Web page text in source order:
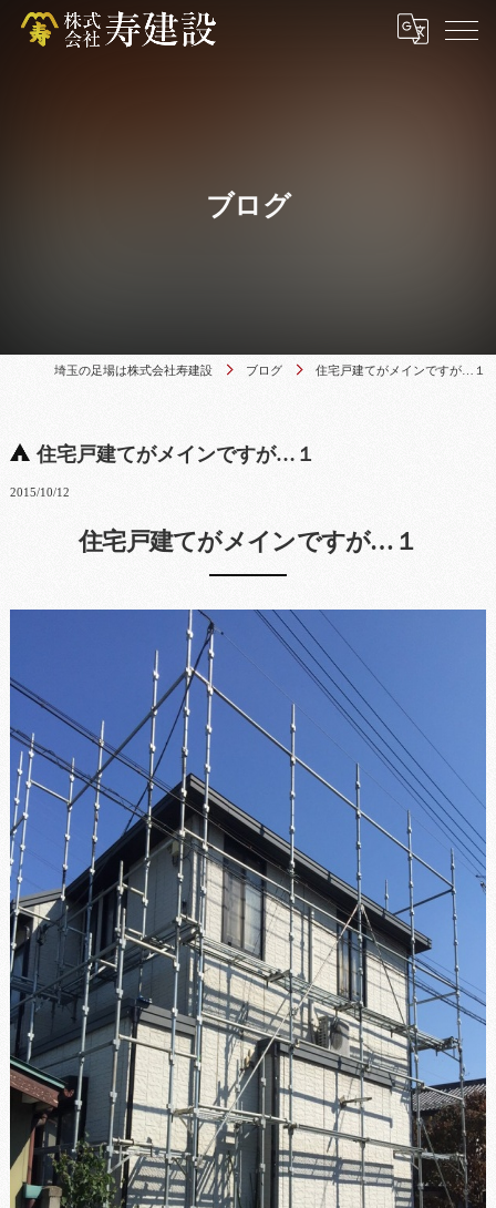
ブログ
埼玉の足場は株式会社寿建設 ブログ 住宅戸建てがメインですが…１
住宅戸建てがメインですが…１
2015/10/12
住宅戸建てがメインですが…１